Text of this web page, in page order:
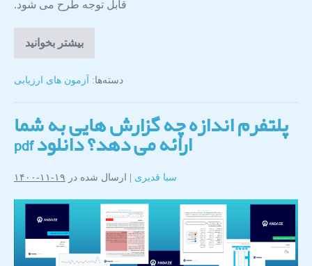
قابل توجه طرح می شود.
بیشتر بخوانید
دسته‌ها: آزمون های ارزیابی
پلتفرم اندازه چه گزارش هایی به شما
ارائه می دهد؟ دانلود pdf
سبا قدیری| ارسال شده در ۱۹-۱۱-۱۴۰۰